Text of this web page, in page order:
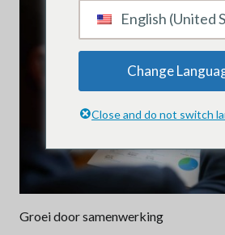
Groei door samenwerking
English (United
Change
Close and do not switch